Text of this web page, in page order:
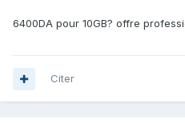
6400DA pour 10GB? offre
Citer